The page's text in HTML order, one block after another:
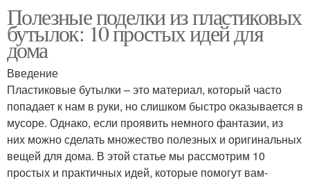
Полезные поделки из пластиковых
бутылок: 10 простых идей для
дома
Введение
Пластиковые бутылки – это материал, который часто
попадает к нам в руки, но слишком быстро оказывается в
мусоре. Однако, если проявить немного фантазии, из
них можно сделать множество полезных и оригинальных
вещей для дома. В этой статье мы рассмотрим 10
простых и практичных идей, которые помогут вам-